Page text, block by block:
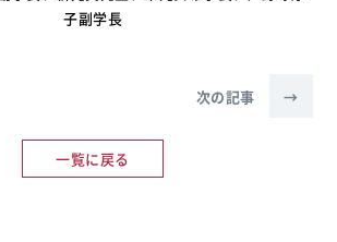
子副学長
一覧に戻る
次の記事 →